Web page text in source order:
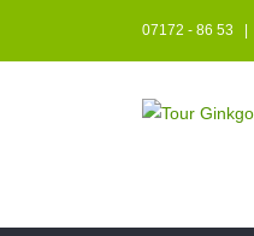
07172 - 86 53